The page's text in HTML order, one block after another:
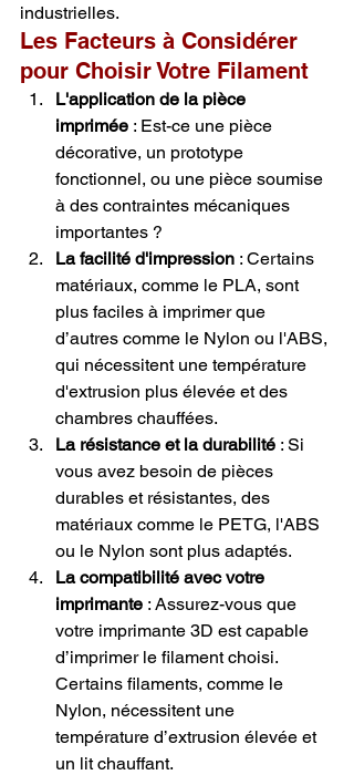
industrielles.
Les Facteurs à Considérer
pour Choisir Votre Filament
L'application de la pièce
imprimée : Est-ce une pièce
décorative, un prototype
fonctionnel, ou une pièce soumise
à des contraintes mécaniques
importantes ?
La facilité d'impression : Certains
matériaux, comme le PLA, sont
plus faciles à imprimer que
d’autres comme le Nylon ou l'ABS,
qui nécessitent une température
d'extrusion plus élevée et des
chambres chauffées.
La résistance et la durabilité : Si
vous avez besoin de pièces
durables et résistantes, des
matériaux comme le PETG, l'ABS
ou le Nylon sont plus adaptés.
La compatibilité avec votre
imprimante : Assurez-vous que
votre imprimante 3D est capable
d’imprimer le filament choisi.
Certains filaments, comme le
Nylon, nécessitent une
température d’extrusion élevée et
un lit chauffant.